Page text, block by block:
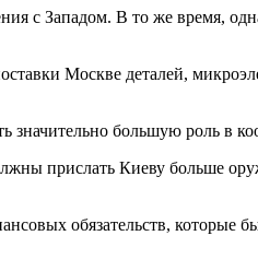
с Западом. В то же время,
Москве деталей,
значительно большую роль в
прислать Киеву больше
обязательств, которые